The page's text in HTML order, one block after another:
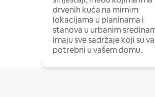
drvenih kuća na mirnim
lokacijama u planinama i
stanova u urbanim
imaju sve sadržaje koji su
potrebni u vašem domu.